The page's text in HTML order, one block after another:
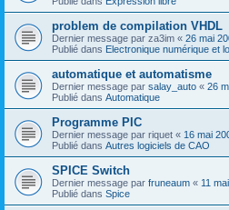
problem de compilation VHDL
Dernier message par za3im « 26 mai
Publié dans Electronique numérique et
automatique et automatisme
Dernier message par salay_auto « 26
Publié dans Automatique
Programme PIC
Dernier message par riquet « 16 mai
Publié dans Autres logiciels de CAO
SPICE Switch
Dernier message par fruneaum « 11
Publié dans Spice